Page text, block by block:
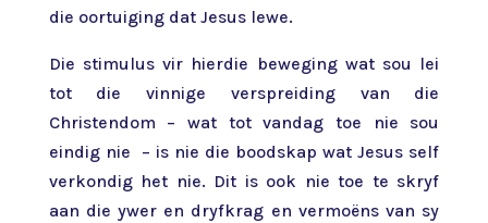
die oortuiging dat Jesus lewe.
Die stimulus vir hierdie beweging wat sou lei
tot die vinnige verspreiding van die
Christendom – wat tot vandag toe nie sou
eindig nie – is nie die boodskap wat Jesus self
verkondig het nie. Dit is ook nie toe te skryf
aan die ywer en dryfkrag en vermoëns van sy